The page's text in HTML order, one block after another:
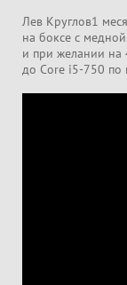
Лев Круглов1
на боксе с
и при желании на
до Core i5-750 по